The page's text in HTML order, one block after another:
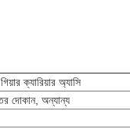
গিয়ার ক্যারিয়ার অ্যাসি
দোকান, অন্যান্য